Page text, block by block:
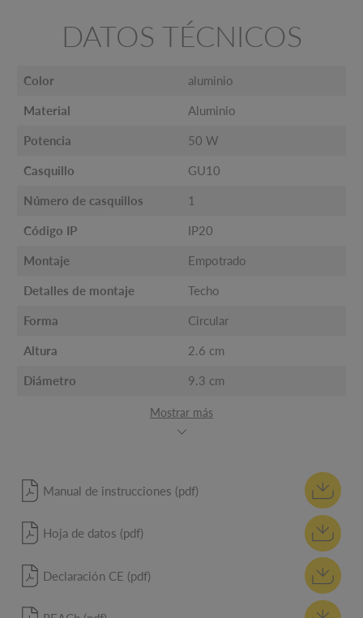
DATOS TÉCNICOS
Color aluminio
Material Aluminio
Potencia 50 W
Casquillo GU10
Número de casquillos 1
Código IP IP20
Montaje Empotrado
Detalles de montaje Techo
Forma Circular
Altura 2.6 cm
Diámetro 9.3 cm
Mostrar más
Manual de instrucciones (pdf)
Hoja de datos (pdf)
Declaración CE (pdf)